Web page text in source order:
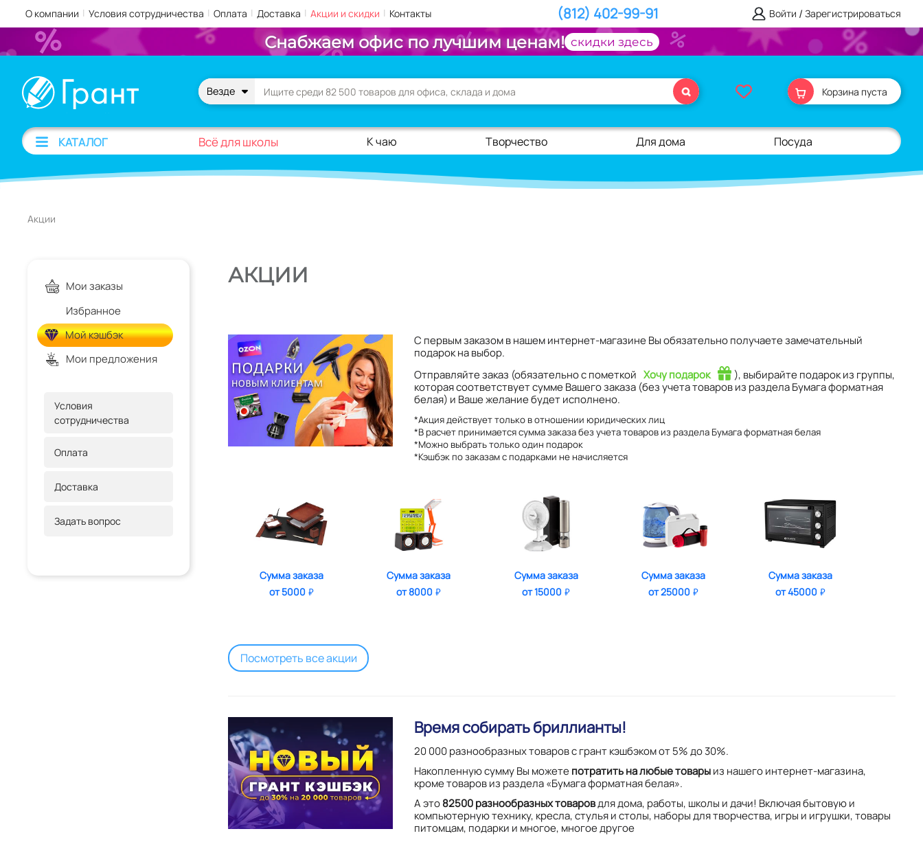
О компании | Условия сотрудничества | Оплата | Доставка | Акции и скидки | Контакты (812) 402-99-91 Войти / Зарегистрироваться
Снабжаем офис по лучшим ценам! скидки здесь
Везде Корзина пуста
КАТАЛОГ Всё для школы К чаю Творчество Для дома Посуда
Акции
Мои заказы
Избранное
Мой кэшбэк
Мои предложения
Условия
сотрудничества
Оплата
Доставка
Задать вопрос
АКЦИИ
С первым заказом в нашем интернет-магазине Вы обязательно получаете замечательный
подарок на выбор.
Отправляйте заказ (обязательно с пометкой Хочу подарок
), выбирайте подарок из группы,
которая соответствует сумме Вашего заказа (без учета товаров из раздела Бумага форматная
белая) и Ваше желание будет исполнено.
*Акция действует только в отношении юридических лиц
*В расчет принимается сумма заказа без учета товаров из раздела Бумага форматная белая
*Можно выбрать только один подарок
*Кэшбэк по заказам с подарками не начисляется
Сумма заказа
от 5000 ₽
Сумма заказа
от 8000 ₽
Сумма заказа
от 15000 ₽
Сумма заказа
от 25000₽
Сумма заказа
от 45000 ₽
Посмотреть все акции
Время собирать бриллианты!
20 000 разнообразных товаров с грант кэшбэком от 5% до 30%.
Накопленную сумму Вы можетепотратить на любые товарыиз нашего интернет-магазина,
кроме товаров из раздела «Бумага форматная белая».
А это82500 разнообразных товаровдля дома, работы, школы и дачи! Включая бытовую и
компьютерную технику, кресла, стулья и столы, наборы для творчества, игры и игрушки, товары
питомцам, подарки и многое, многое другое